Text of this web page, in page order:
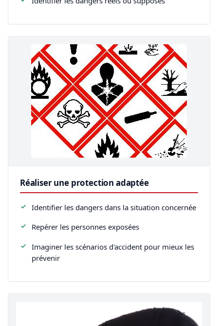
Réaliser une protection adaptée
Identifier les dangers dans la situation concernée
Repérer les personnes exposées
Imaginer les scénarios d'accident pour mieux les
prévenir